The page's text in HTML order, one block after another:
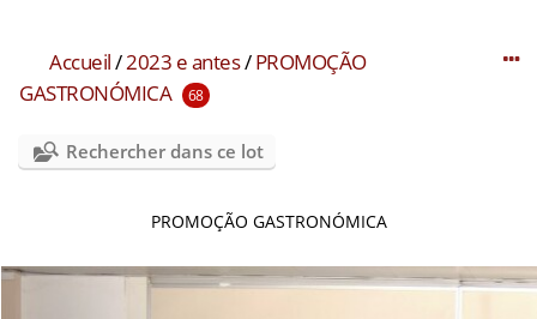
Accueil/2023 e antes/PROMOÇÃO
GASTRONÓMICA
68
Rechercher dans ce lot
PROMOÇÃO GASTRONÓMICA